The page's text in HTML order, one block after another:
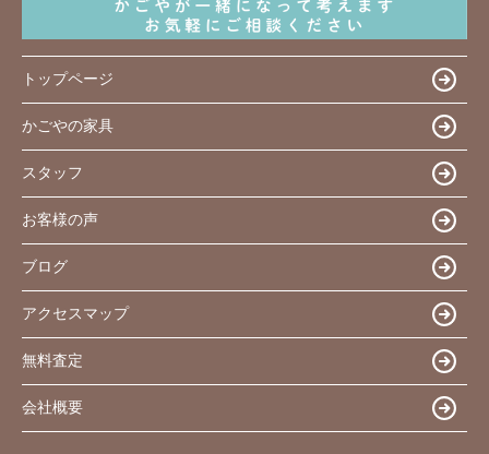
トップページ
かごやの家具
スタッフ
お客様の声
ブログ
アクセスマップ
無料査定
会社概要